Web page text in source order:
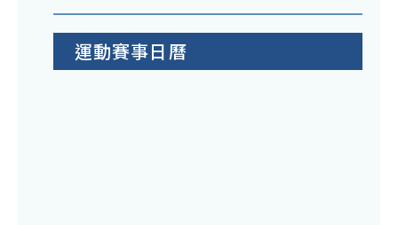
運動賽事日曆